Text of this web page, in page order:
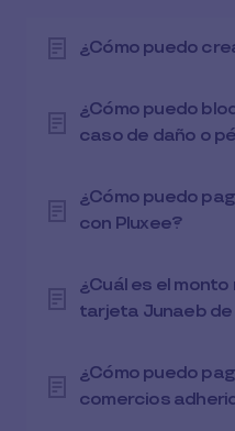
¿Cómo puedo
¿Cómo puedo
caso de daño o
¿Cómo puedo
con Pluxee?
¿Cuál es el monto
tarjeta Junaeb de
¿Cómo puedo
comercios